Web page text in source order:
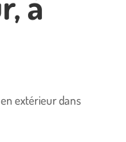
extérieur dans